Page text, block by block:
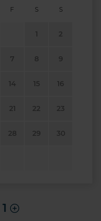
F S S
1 2
7 8 9
14 15 16
21 22 23
28 29 30
1